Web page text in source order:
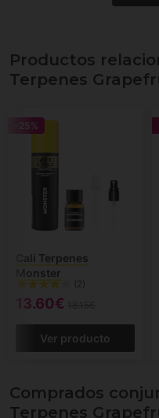
Productos
Terpenes
-25%
Cali Terpenes
Monster
(2)
13.60€
Ver producto
Comprados
Terpenes